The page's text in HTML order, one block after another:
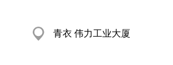
青衣 伟力工业大厦